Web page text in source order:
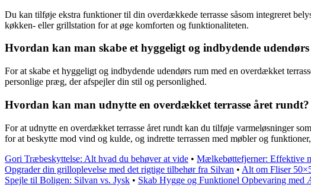
Du kan tilføje ekstra funktioner til din overdækkede terrasse såsom integreret
køkken- eller grillstation for at øge komforten og funktionaliteten.
Hvordan kan man skabe et hyggeligt og indbydende
For at skabe et hyggeligt og indbydende udendørs rum med en overdækket
personlige præg, der afspejler din stil og personlighed.
Hvordan kan man udnytte en overdækket terrasse året rundt?
For at udnytte en overdækket terrasse året rundt kan du tilføje varmeløsninger
for at beskytte mod vind og kulde, og indrette terrassen med møbler og
Gori Træbeskyttelse: Alt hvad du behøver at vide • Mælkebøttefjerner: Effektive
Opgrader din grilloplevelse med det rigtige tilbehør fra Silvan • Alt om Fliser
Spejle til Boligen: Silvan vs. Jysk • Skab Hygge og Funktionel Opbevaring med